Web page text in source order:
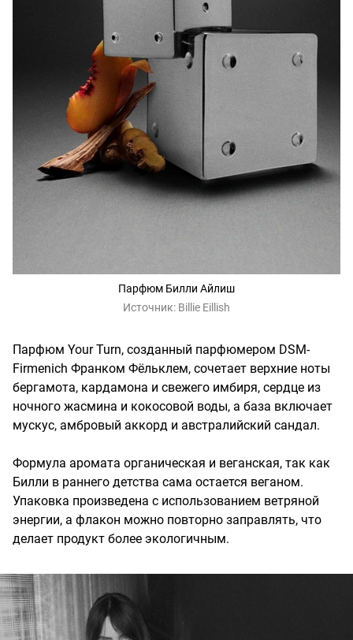
Парфюм Билли Айлиш
Источник: Billie Eillish
Парфюм Your Turn, созданный парфюмером DSM-
Firmenich Франком Фёльклем, сочетает верхние ноты
бергамота, кардамона и свежего имбиря, сердце из
ночного жасмина и кокосовой воды, а база включает
мускус, амбровый аккорд и австралийский сандал.
Формула аромата органическая и веганская, так как
Билли в раннего детства сама остается веганом.
Упаковка произведена с использованием ветряной
энергии, а флакон можно повторно заправлять, что
делает продукт более экологичным.